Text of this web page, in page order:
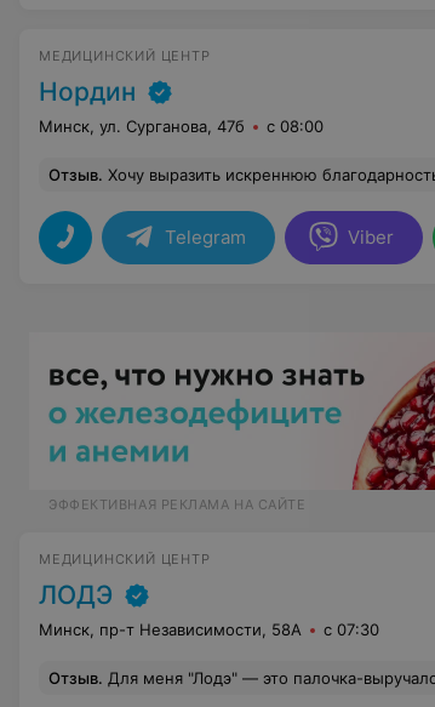
МЕДИЦИНСКИЙ ЦЕНТР
Нордин
Минск, ул. Сурганова, 47б с 08:00
Отзыв. Хочу выразить искреннюю благодарность детскому хирургу Василию Александровичу Харитончику за профессионализм и внимательное отношение к
Telegram Viber
ЭФФЕКТИВНАЯ РЕКЛАМА НА САЙТЕ
МЕДИЦИНСКИЙ ЦЕНТР
ЛОДЭ
Минск, пр-т Независимости, 58А с 07:30
Отзыв. Для меня "Лодэ" — это палочка-выручалочка в разных ситуациях. За пару часов можно сдать анализы, сделать УЗИ, получить консультацию специалиста. Чисто, удобно, современное оборудование, а главное квалифицированные врачи,